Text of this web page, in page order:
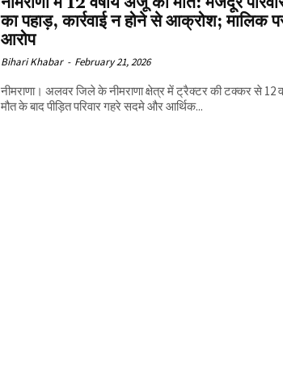
का पहाड़, कार्रवाई न होने से आक्रोश; मालिक
आरोप
Bihari Khabar - February 21, 2026
नीमराणा। अलवर जिले के नीमराणा क्षेत्र में ट्रैक्टर की टक्कर से 12
मौत के बाद पीड़ित परिवार गहरे सदमे और आर्थिक...